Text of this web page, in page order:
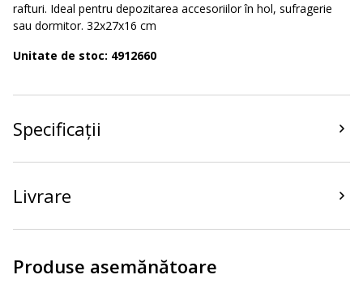
rafturi. Ideal pentru depozitarea accesoriilor în hol, sufragerie
sau dormitor. 32x27x16 cm
Unitate de stoc: 4912660
Specificații
Livrare
Produse asemănătoare